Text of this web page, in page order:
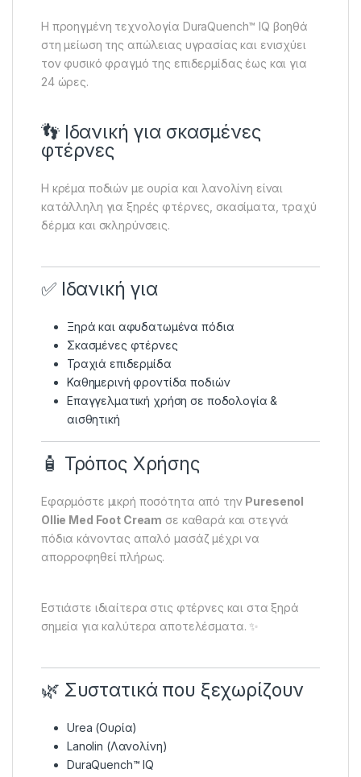
Η προηγμένη τεχνολογία DuraQuench™ IQ βοηθά
στη μείωση της απώλειας υγρασίας και ενισχύει
τον φυσικό φραγμό της επιδερμίδας έως και για
24 ώρες.
👣 Ιδανική για σκασμένες
φτέρνες
Η κρέμα ποδιών με ουρία και λανολίνη είναι
κατάλληλη για ξηρές φτέρνες, σκασίματα, τραχύ
δέρμα και σκληρύνσεις.
✅ Ιδανική για
Ξηρά και αφυδατωμένα πόδια
Σκασμένες φτέρνες
Τραχιά επιδερμίδα
Καθημερινή φροντίδα ποδιών
Επαγγελματική χρήση σε ποδολογία &
αισθητική
🧴 Τρόπος Χρήσης
Εφαρμόστε μικρή ποσότητα από την Puresenol
Ollie Med Foot Cream σε καθαρά και στεγνά
πόδια κάνοντας απαλό μασάζ μέχρι να
απορροφηθεί πλήρως.
Εστιάστε ιδιαίτερα στις φτέρνες και στα ξηρά
σημεία για καλύτερα αποτελέσματα. ✨
🌿 Συστατικά που ξεχωρίζουν
Urea (Ουρία)
Lanolin (Λανολίνη)
DuraQuench™ IQ